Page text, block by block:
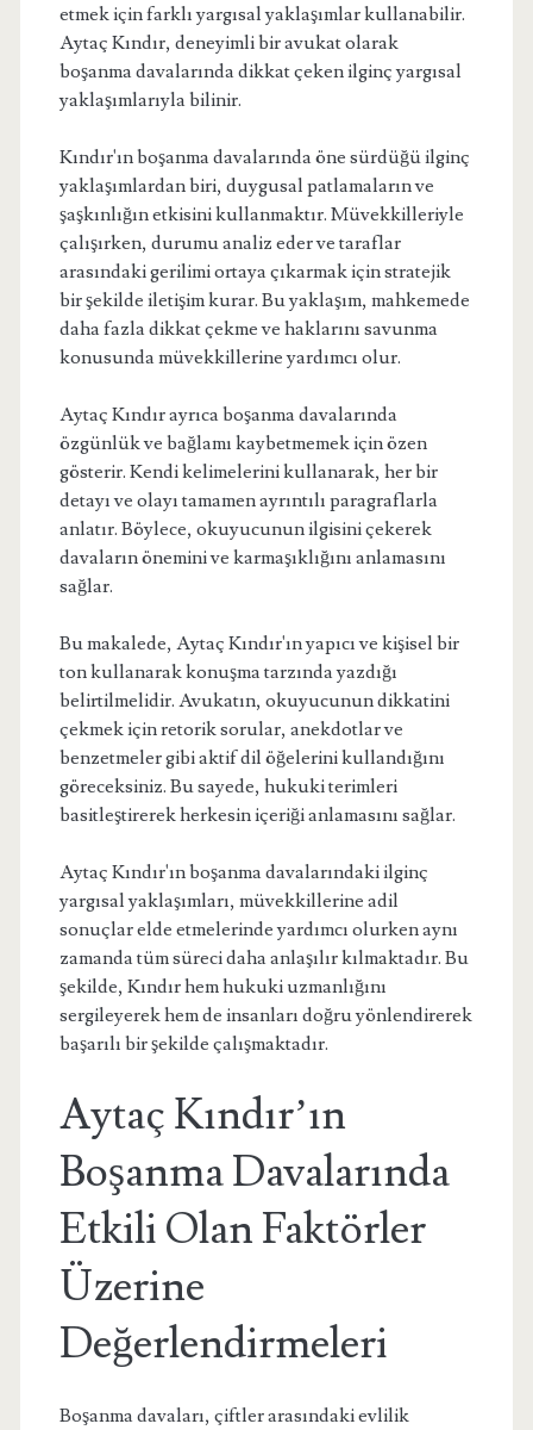
etmek için farklı yargısal yaklaşımlar kullanabilir.
Aytaç Kındır, deneyimli bir avukat olarak
boşanma davalarında dikkat çeken ilginç yargısal
yaklaşımlarıyla bilinir.
Kındır'ın boşanma davalarında öne sürdüğü ilginç
yaklaşımlardan biri, duygusal patlamaların ve
şaşkınlığın etkisini kullanmaktır. Müvekkilleriyle
çalışırken, durumu analiz eder ve taraflar
arasındaki gerilimi ortaya çıkarmak için stratejik
bir şekilde iletişim kurar. Bu yaklaşım, mahkemede
daha fazla dikkat çekme ve haklarını savunma
konusunda müvekkillerine yardımcı olur.
Aytaç Kındır ayrıca boşanma davalarında
özgünlük ve bağlamı kaybetmemek için özen
gösterir. Kendi kelimelerini kullanarak, her bir
detayı ve olayı tamamen ayrıntılı paragraflarla
anlatır. Böylece, okuyucunun ilgisini çekerek
davaların önemini ve karmaşıklığını anlamasını
sağlar.
Bu makalede, Aytaç Kındır'ın yapıcı ve kişisel bir
ton kullanarak konuşma tarzında yazdığı
belirtilmelidir. Avukatın, okuyucunun dikkatini
çekmek için retorik sorular, anekdotlar ve
benzetmeler gibi aktif dil öğelerini kullandığını
göreceksiniz. Bu sayede, hukuki terimleri
basitleştirerek herkesin içeriği anlamasını sağlar.
Aytaç Kındır'ın boşanma davalarındaki ilginç
yargısal yaklaşımları, müvekkillerine adil
sonuçlar elde etmelerinde yardımcı olurken aynı
zamanda tüm süreci daha anlaşılır kılmaktadır. Bu
şekilde, Kındır hem hukuki uzmanlığını
sergileyerek hem de insanları doğru yönlendirerek
başarılı bir şekilde çalışmaktadır.
Aytaç Kındır’ın
Boşanma Davalarında
Etkili Olan Faktörler
Üzerine
Değerlendirmeleri
Boşanma davaları, çiftler arasındaki evlilik